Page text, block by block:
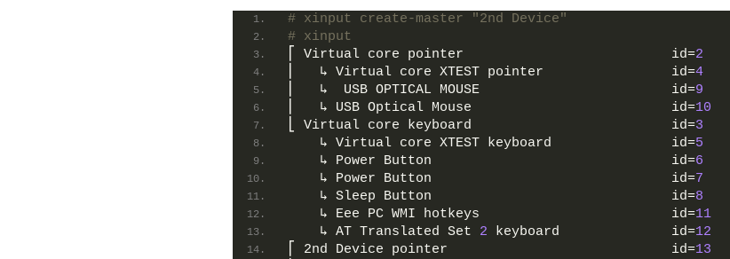
# xinput create-master "2nd Device"
# xinput
⎡ Virtual core pointer                          id=2
⎜   ↳ Virtual core XTEST pointer                id=4
⎜   ↳  USB OPTICAL MOUSE                        id=9
⎜   ↳ USB Optical Mouse                         id=10
⎣ Virtual core keyboard                         id=3
    ↳ Virtual core XTEST keyboard               id=
5
    ↳ Power Button                              id=
6
    ↳ Power Button                              id=
7
    ↳ Sleep Button                              id=
8
    ↳ Eee PC WMI hotkeys                        id=
11
    ↳ AT Translated Set
2 keyboard              id=12
⎡ 2nd Device pointer                            id=13